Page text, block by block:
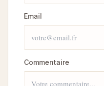
Email
Commentaire